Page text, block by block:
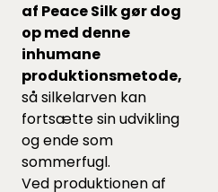
af Peace Silk gør dog
op med denne
inhumane
produktionsmetode,
så silkelarven kan
fortsætte sin udvikling
og ende som
sommerfugl.
Ved produktionen af